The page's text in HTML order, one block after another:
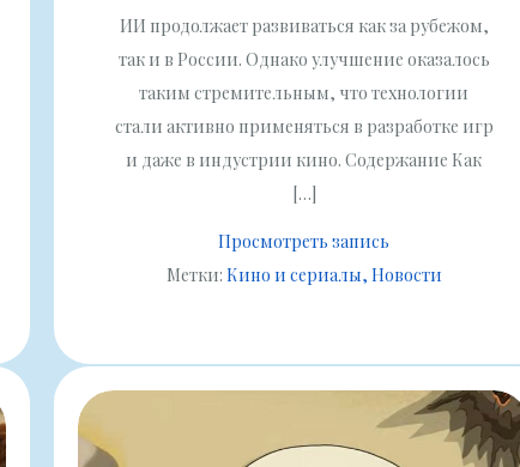
ИИ продолжает развиваться как за рубежом,
так и в России. Однако улучшение оказалось
таким стремительным, что технологии
стали активно применяться в разработке игр
и даже в индустрии кино. Содержание Как
[…]
Просмотреть запись
Метки: Кино и сериалы Новости